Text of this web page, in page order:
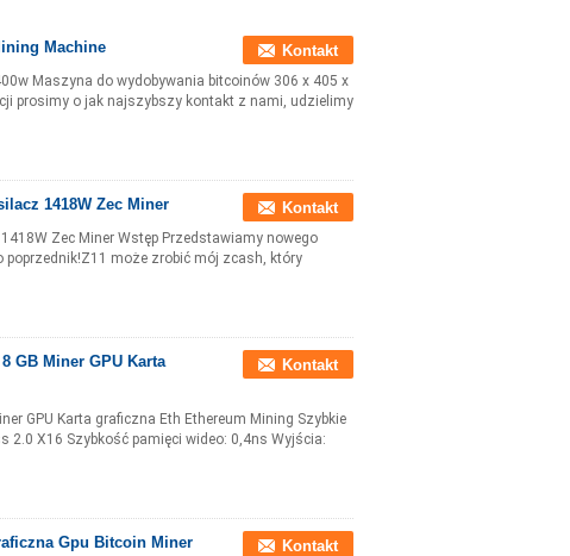
Machine Kontakt
Maszyna do wydobywania bitcoinów 306 x 405 x
prosimy o jak najszybszy kontakt z nami, udzielimy
1418W Zec Miner Kontakt
Zec Miner Wstęp Przedstawiamy nowego
może zrobić mój zcash, który
GB Miner GPU Karta
Kontakt
GPU Karta graficzna Eth Ethereum Mining Szybkie
2.0 X16 Szybkość pamięci wideo: 0,4ns Wyjścia:
Gpu Bitcoin Miner
Kontakt